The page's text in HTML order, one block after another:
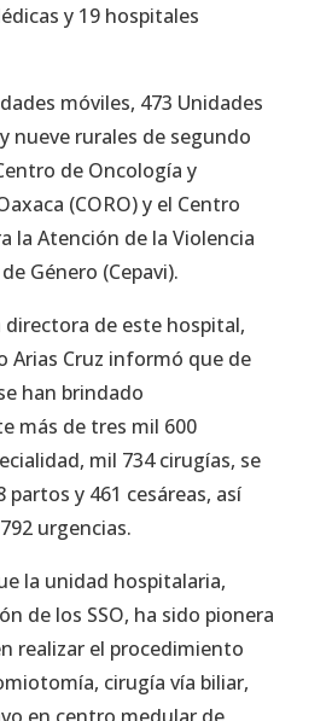
y 19 hospitales
móviles, 473 Unidades
nueve rurales de segundo
de Oncología y
(CORO) y el Centro
la Atención de la Violencia
Género (Cepavi).
directora de este hospital,
Arias Cruz informó que de
han brindado
más de tres mil 600
mil 734 cirugías, se
y 461 cesáreas, así
urgencias.
la unidad hospitalaria,
de los SSO, ha sido pionera
realizar el procedimiento
cirugía vía biliar,
en centro medular de